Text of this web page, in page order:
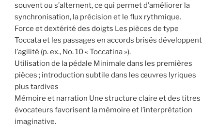
souvent ou s’alternent, ce qui permet d’améliorer la
synchronisation, la précision et le flux rythmique.
Force et dextérité des doigts Les pièces de type
Toccata et les passages en accords brisés développent
l’agilité (p. ex., No. 10 « Toccatina »).
Utilisation de la pédale Minimale dans les premières
pièces ; introduction subtile dans les œuvres lyriques
plus tardives
Mémoire et narration Une structure claire et des titres
évocateurs favorisent la mémoire et l’interprétation
imaginative.